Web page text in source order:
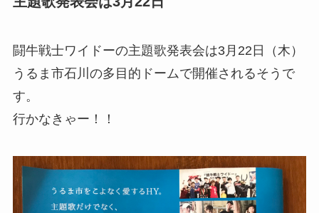
闘牛戦士ワイドーの主題歌発表会は3月22日（木）
うるま市石川の多目的ドームで開催されるそうで
す。
行かなきゃー！！